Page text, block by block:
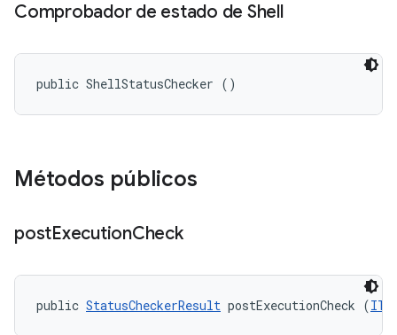
Comprobador de estado de Shell
public ShellStatusChecker ()
Métodos públicos
postExecutionCheck
public StatusCheckerResult postExecutionCheck (